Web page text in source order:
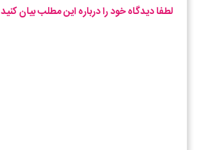
لطفا دیدگاه خود را درباره این مطلب بیان کنید